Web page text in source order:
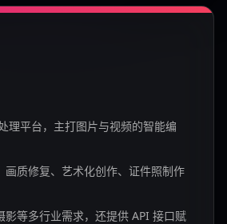
理平台，主打图片与视频的智能编
画质修复、艺术化创作、证件照制作
影等多行业需求，还提供 API 接口赋